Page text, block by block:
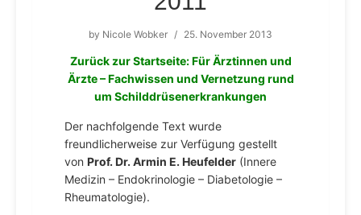
by Nicole Wobker / 25. November 2013
Zurück zur Startseite: Für Ärztinnen und
Ärzte – Fachwissen und Vernetzung rund
um Schilddrüsenerkrankungen
Der nachfolgende Text wurde
freundlicherweise zur Verfügung gestellt
von Prof. Dr. Armin E. Heufelder (Innere
Medizin – Endokrinologie – Diabetologie –
Rheumatologie).